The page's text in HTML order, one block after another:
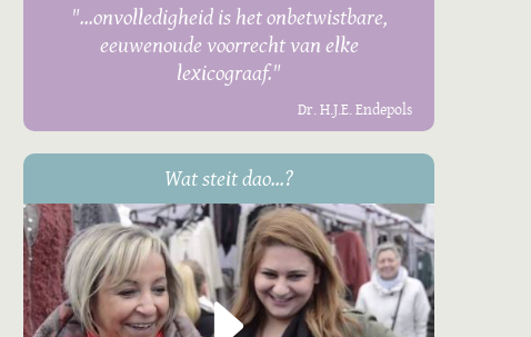
"...onvolledigheid is het onbetwistbare,
eeuwenoude voorrecht van elke
lexicograaf."
Dr. H.J.E. Endepols
Wat steit dao...?